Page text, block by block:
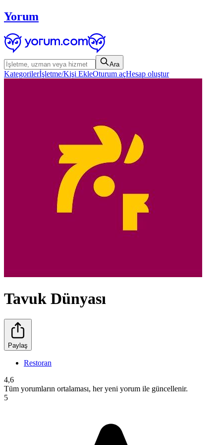
Yorum
Ara
Kategorilerİşletme/Kişi EkleOturum açHesap oluştur
Tavuk Dünyası
Paylaş
Restoran
4,6
Tüm yorumların ortalaması, her yeni yorum ile güncellenir.
5